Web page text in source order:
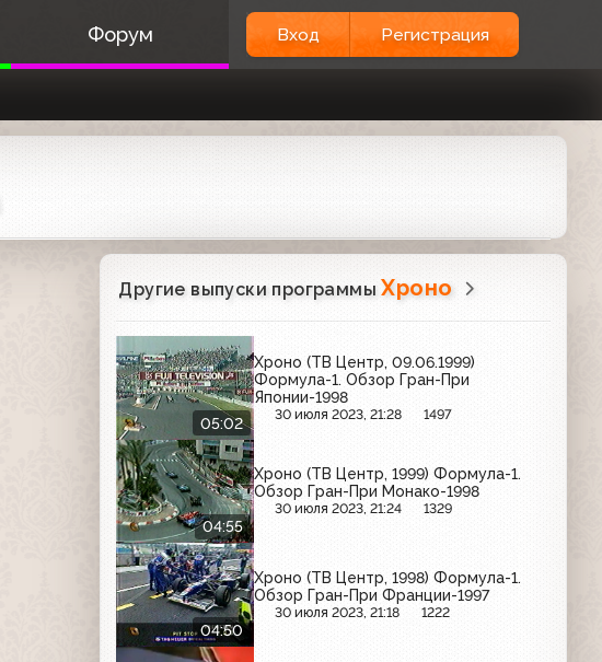
Форум Вход Регистрация
Другие выпуски программыХроно
05:02
Хроно (ТВ Центр, 09.06.1999)
Формула-1. Обзор Гран-При
Японии-1998
30 июля 2023, 21:28 1497
04:55
Хроно (ТВ Центр, 1999) Формула-1.
Обзор Гран-При Монако-1998
30 июля 2023, 21:24 1329
04:50
Хроно (ТВ Центр, 1998) Формула-1.
Обзор Гран-При Франции-1997
30 июля 2023, 21:18 1222